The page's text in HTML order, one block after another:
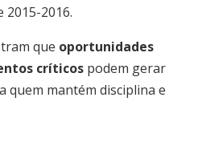
2015-2016.
que oportunidades
críticos podem gerar
quem mantém disciplina e